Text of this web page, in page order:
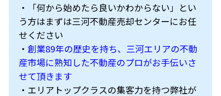
・「何から始めたら良いかわからない」とい
う方はまずは三河不動産売却センターにお任
せください
・ 創業89年の歴史を持ち、三河エリアの不動
産市場に熟知した不動産のプロがお手伝いさ
せて頂きます
・エリアトップクラスの集客力を持つ弊社が